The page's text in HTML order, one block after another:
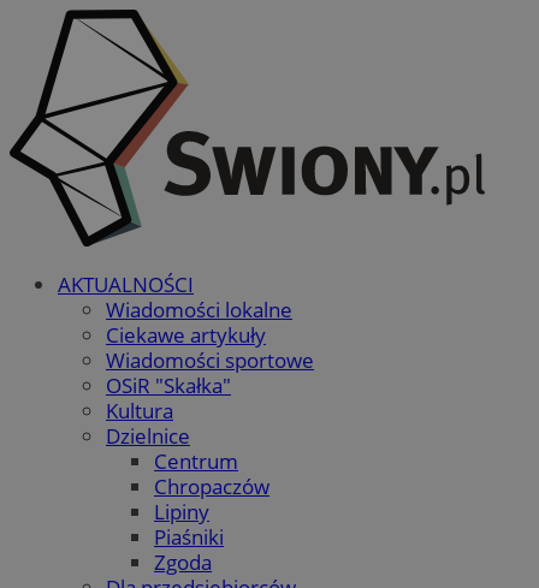
AKTUALNOŚCI
Wiadomości lokalne
Ciekawe artykuły
Wiadomości sportowe
OSiR "Skałka"
Kultura
Dzielnice
Centrum
Chropaczów
Lipiny
Piaśniki
Zgoda